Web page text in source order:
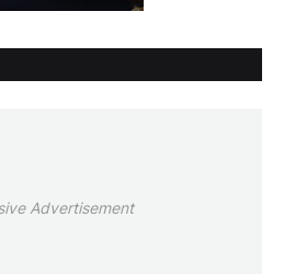
Advertisement